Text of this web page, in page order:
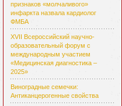
признаков «молчаливого»
инфаркта назвала кардиолог
ФМБА
XVII Всероссийский научно-
образовательный форум с
международным участием
«Медицинская диагностика –
2025»
Виноградные семечки:
Антиканцерогенные свойства